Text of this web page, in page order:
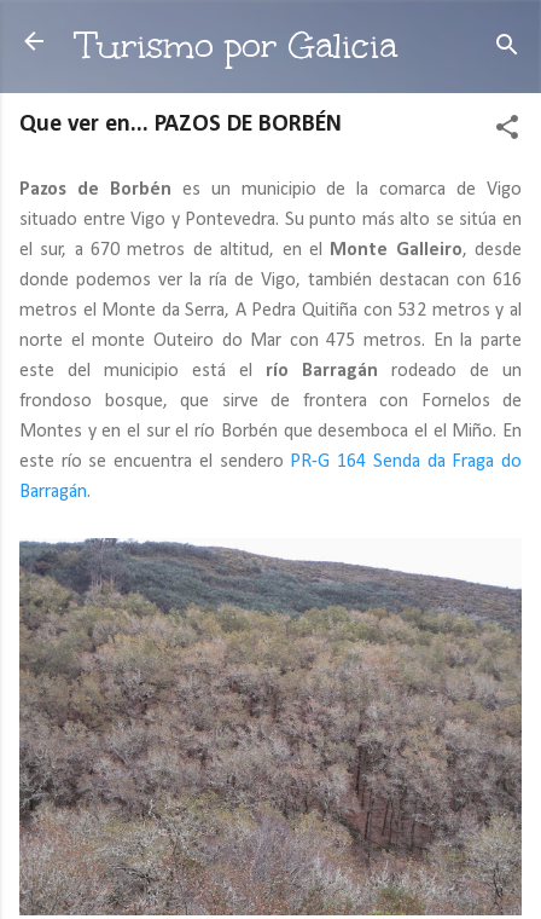
Ir al contenido principal
Turismo por Galicia
Que ver en... PAZOS DE BORBÉN
Pazos de Borbén es un municipio de la comarca de Vigo
situado entre Vigo y Pontevedra. Su punto más alto se sitúa en
el sur, a 670 metros de altitud, en el
Monte Galleiro, desde
donde podemos ver la ría de Vigo, también destacan con 616
metros el Monte da Serra, A Pedra Quitiña con 532 metros y al
norte el monte Outeiro do Mar con 475 metros. En la parte
este del municipio está el río Barragán rodeado de un
frondoso bosque, que sirve de frontera con Fornelos de
Montes y en el sur el río Borbén que desemboca el el Miño. En
este río se encuentra el sendero PR-G 164 Senda da Fraga do
Barragán.